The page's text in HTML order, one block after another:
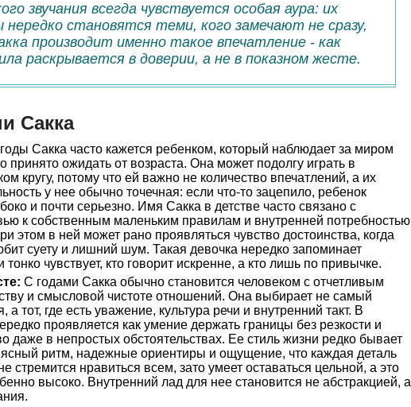
звучания всегда чувствуется особая аура: их
нередко становятся теми, кого замечают не сразу,
производит именно такое впечатление - как
раскрывается в доверии, а не в показном жесте.
Сакка
Сакка часто кажется ребенком, который наблюдает за миром
принято ожидать от возраста. Она может подолгу играть в
кругу, потому что ей важно не количество впечатлений, а их
у нее обычно точечная: если что-то зацепило, ребенок
и почти серьезно. Имя Сакка в детстве часто связано с
к собственным маленьким правилам и внутренней потребностью
этом в ней может рано проявляться чувство достоинства, когда
суету и лишний шум. Такая девочка нередко запоминает
чувствует, кто говорит искренне, а кто лишь по привычке.
С годами Сакка обычно становится человеком с отчетливым
и смысловой чистоте отношений. Она выбирает не самый
тот, где есть уважение, культура речи и внутренний такт. В
проявляется как умение держать границы без резкости и
даже в непростых обстоятельствах. Ее стиль жизни редко бывает
ритм, надежные ориентиры и ощущение, что каждая деталь
стремится нравиться всем, зато умеет оставаться цельной, а это
высоко. Внутренний лад для нее становится не абстракцией, а